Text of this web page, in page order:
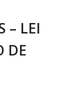
– LEI
DE